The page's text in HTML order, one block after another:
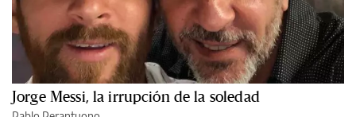
Jorge Messi, la irrupción de la soledad